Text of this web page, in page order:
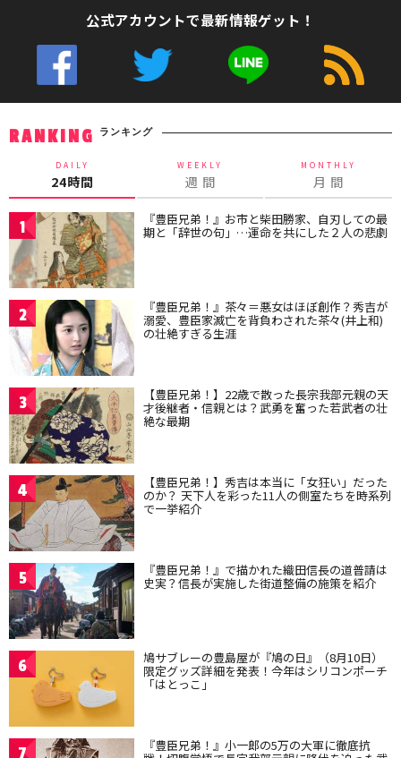
公式アカウントで最新情報ゲット！
RANKING ランキング
DAILY
24時間
WEEKLY
週 間
MONTHLY
月 間
1 『豊臣兄弟！』お市と柴田勝家、自刃しての最
期と「辞世の句」…運命を共にした２人の悲劇
2 『豊臣兄弟！』茶々＝悪女はほぼ創作？秀吉が
溺愛、豊臣家滅亡を背負わされた茶々(井上和)
の壮絶すぎる生涯
3 【豊臣兄弟！】22歳で散った長宗我部元親の天
才後継者・信親とは？武勇を奮った若武者の壮
絶な最期
4 【豊臣兄弟！】秀吉は本当に「女狂い」だった
のか？ 天下人を彩った11人の側室たちを時系列
で一挙紹介
5 『豊臣兄弟！』で描かれた織田信長の道普請は
史実？信長が実施した街道整備の施策を紹介
6 鳩サブレーの豊島屋が『鳩の日』（8月10日）
限定グッズ詳細を発表！今年はシリコンポーチ
「はとっこ」
7 『豊臣兄弟！』小一郎の5万の大軍に徹底抗